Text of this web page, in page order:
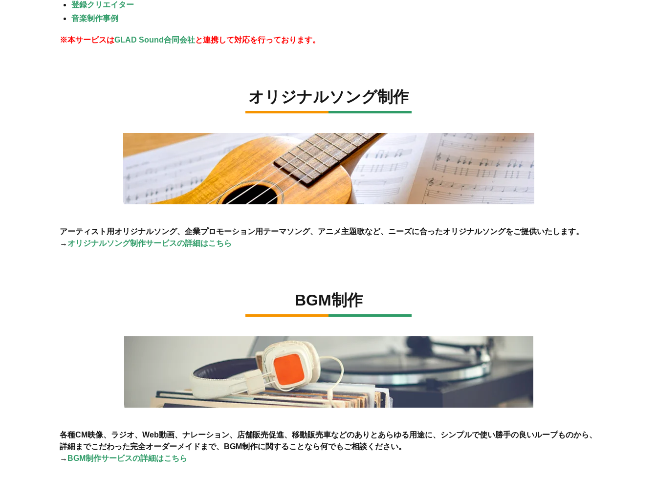
登録クリエイター
音楽制作事例
※本サービスはGLAD Sound合同会社と連携して対応を行っております。
オリジナルソング制作
アーティスト用オリジナルソング、企業プロモーション用テーマソング、アニメ主題歌など、ニーズに合ったオリジナルソングをご提供いたします。
→ オリジナルソング制作サービスの詳細はこちら
BGM制作
各種CM映像、ラジオ、Web動画、ナレーション、店舗販売促進、移動販売車などのありとあらゆる用途に、シンプルで使い勝手の良いループものから、
詳細までこだわった完全オーダーメイドまで、BGM制作に関することなら何でもご相談ください。
→ BGM制作サービスの詳細はこちら